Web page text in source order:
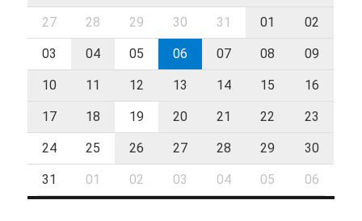
27 28 29 30 31 01 02
03 04 05 06 07 08 09
10 11 12 13 14 15 16
17 18 19 20 21 22 23
24 25 26 27 28 29 30
31 01 02 03 04 05 06